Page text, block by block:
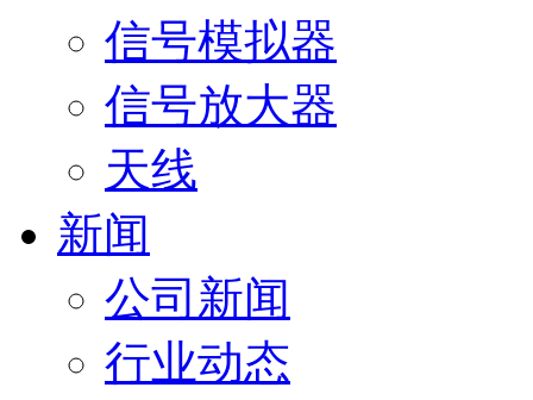
信号模拟器
信号放大器
天线
新闻
公司新闻
行业动态